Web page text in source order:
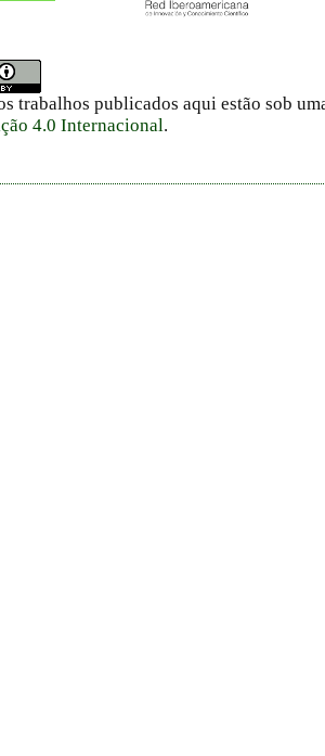
trabalhos publicados aqui estão sob
4.0 Internacional.